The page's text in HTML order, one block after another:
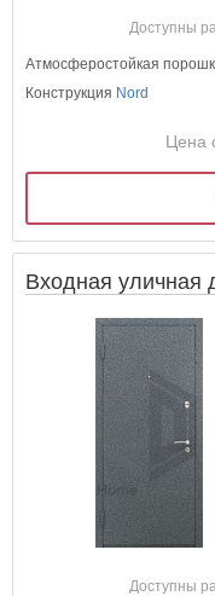
Доступны
Атмосферостойкая
Конструкция Nord
Цена
Входная уличная
Доступны